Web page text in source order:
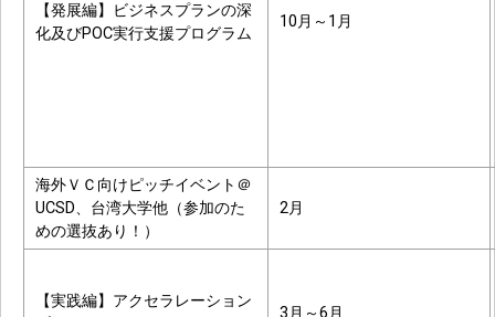
【発展編】ビジネスプランの深
化及びPOC実行支援プログラム
10月～1月
海外ＶＣ向けピッチイベント＠
UCSD、台湾大学他（参加のた
めの選抜あり！）
2月
【実践編】アクセラレーション
3月～6月